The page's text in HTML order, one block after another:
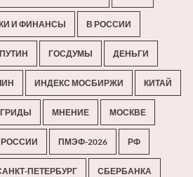
И ФИНАНСЫ В РОССИИ
ГОСДУМЫ ДЕНЬГИ
ИНДЕКС МОСБИРЖИ КИТАЙ
МНЕНИЕ МОСКВЕ
ПМЭФ-2026 РФ
ПЕТЕРБУРГ СБЕРБАНКА